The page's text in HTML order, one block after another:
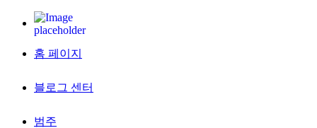
홈 페이지
블로그 센터
범주